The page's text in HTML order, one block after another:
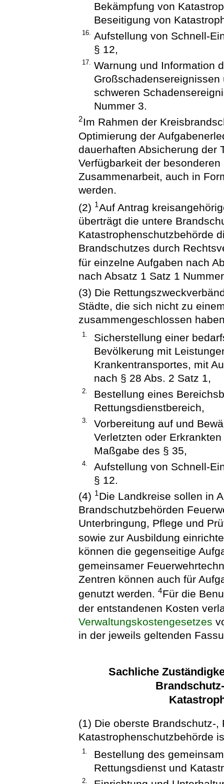
Bekämpfung von
Beseitigung von
16. Aufstellung von Schnell-
§ 12,
17. Warnung und Information
schweren
Nummer 3.
2Im Rahmen der
Optimierung der
dauerhaften Absicherung der
Verfügbarkeit der
Zusammenarbeit, auch in
werden.
(2) 1Auf Antrag
überträgt die untere
Katastrophenschutzbehörde
Brandschutzes durch
für einzelne Aufgaben nach
nach Absatz 1 Satz 1
(3) Die
Städte, die sich nicht zu
zusammengeschlossen
1.
Sicherstellung einer
Bevölkerung mit
Krankentransportes, mit
nach § 28 Abs. 2 Satz 1,
2.
Bestellung eines
Rettungsdienstbereich,
3.
Vorbereitung auf und
Verletzten oder
Maßgabe des § 35,
4.
Aufstellung von Schnell-
§ 12.
(4) 1Die Landkreise sollen in
Brandschutzbehörden
Unterbringung, Pflege und
sowie zur Ausbildung
können die gegenseitige
gemeinsamer
Zentren können auch für
genutzt werden.4Für die
der entstandenen Kosten
Verwaltungskostengesetzes
in der jeweils geltenden
Sachliche
(1) Die oberste Brandschutz-,
Katastrophenschutzbehörde
1.
Bestellung des
Rettungsdienst und
2.